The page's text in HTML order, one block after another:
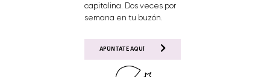
capitalina. Dos veces por
semana en tu buzón.
APÚNTATE AQUÍ